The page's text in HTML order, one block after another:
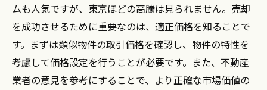
ムも人気ですが、東京ほどの高騰は見られません。売却
を成功させるために重要なのは、適正価格を知ることで
す。まずは類似物件の取引価格を確認し、物件の特性を
考慮して価格設定を行うことが必要です。また、不動産
業者の意見を参考にすることで、より正確な市場価値の